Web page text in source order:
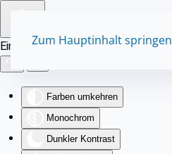
Eingabehilfen öffnen
Farben umkehren
Monochrom
Dunkler Kontrast
Zum Hauptinhalt springen